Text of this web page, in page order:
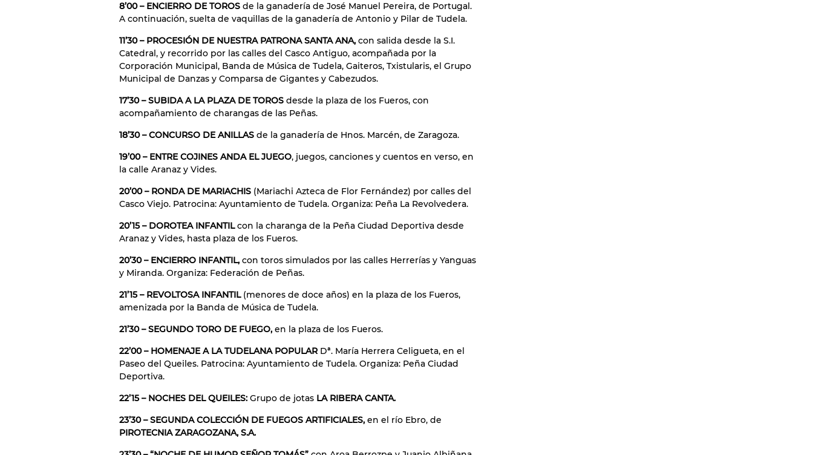
8’00 – ENCIERRO DE TOROS de la ganadería de José Manuel Pereira, de Portugal.
A continuación, suelta de vaquillas de la ganadería de Antonio y Pilar de Tudela.
11’30 – PROCESIÓN DE NUESTRA PATRONA SANTA ANA, con salida desde la S.I.
Catedral, y recorrido por las calles del Casco Antiguo, acompañada por la
Corporación Municipal, Banda de Música de Tudela, Gaiteros, Txistularis, el Grupo
Municipal de Danzas y Comparsa de Gigantes y Cabezudos.
17’30 – SUBIDA A LA PLAZA DE TOROS desde la plaza de los Fueros, con
acompañamiento de charangas de las Peñas.
18’30 – CONCURSO DE ANILLAS de la ganadería de Hnos. Marcén, de Zaragoza.
19’00 – ENTRE COJINES ANDA EL JUEGO, juegos, canciones y cuentos en verso, en
la calle Aranaz y Vides.
20’00 – RONDA DE MARIACHIS (Mariachi Azteca de Flor Fernández) por calles del
Casco Viejo. Patrocina: Ayuntamiento de Tudela. Organiza: Peña La Revolvedera.
20’15 – DOROTEA INFANTILcon la charanga de la Peña Ciudad Deportiva desde
Aranaz y Vides, hasta plaza de los Fueros.
20’30 – ENCIERRO INFANTIL, con toros simulados por las calles Herrerías y Yanguas
y Miranda. Organiza: Federación de Peñas.
21’15 – REVOLTOSA INFANTIL (menores de doce años) en la plaza de los Fueros,
amenizada por la Banda de Música de Tudela.
21’30 – SEGUNDO TORO DE FUEGO, en la plaza de los Fueros.
22’00 – HOMENAJE A LA TUDELANA POPULAR Dª. María Herrera Celigueta, en el
Paseo del Queiles. Patrocina: Ayuntamiento de Tudela. Organiza: Peña Ciudad
Deportiva.
22’15 – NOCHES DEL QUEILES: Grupo de jotas LA RIBERA CANTA.
23’30 – SEGUNDA COLECCIÓN DE FUEGOS ARTIFICIALES, en el río Ebro, de
PIROTECNIA ZARAGOZANA, S.A.